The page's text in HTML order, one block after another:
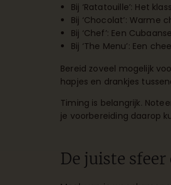
Bij ‘Ratatouille’: Het
Bij ‘Chocolat’: Warme
Bij ‘Chef’: Een
Bij ‘The Menu’: Een
Bereid zoveel mogelijk
hapjes en drankjes
Timing is belangrijk.
je voorbereiding daarop
De juiste sfeer